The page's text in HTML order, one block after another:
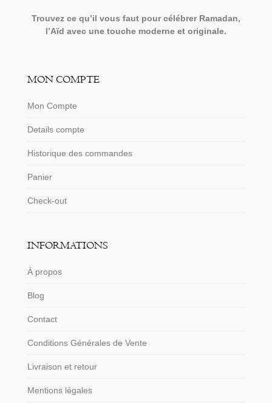
Trouvez ce qu’il vous faut pour célébrer Ramadan,
l’Aïd avec une touche moderne et originale.
MON COMPTE
Mon Compte
Details compte
Historique des commandes
Panier
Check-out
INFORMATIONS
À propos
Blog
Contact
Conditions Générales de Vente
Livraison et retour
Mentions légales